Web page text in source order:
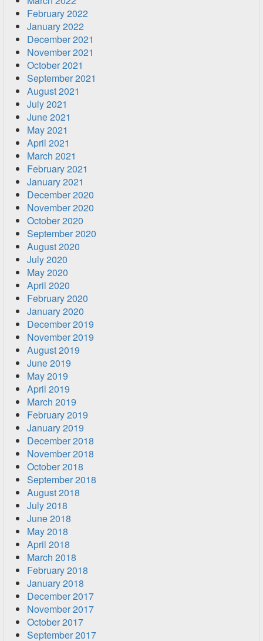
February 2022
January 2022
December 2021
November 2021
October 2021
September 2021
August 2021
July 2021
June 2021
May 2021
April 2021
March 2021
February 2021
January 2021
December 2020
November 2020
October 2020
September 2020
August 2020
July 2020
May 2020
April 2020
February 2020
January 2020
December 2019
November 2019
August 2019
June 2019
May 2019
April 2019
March 2019
February 2019
January 2019
December 2018
November 2018
October 2018
September 2018
August 2018
July 2018
June 2018
May 2018
April 2018
March 2018
February 2018
January 2018
December 2017
November 2017
October 2017
September 2017